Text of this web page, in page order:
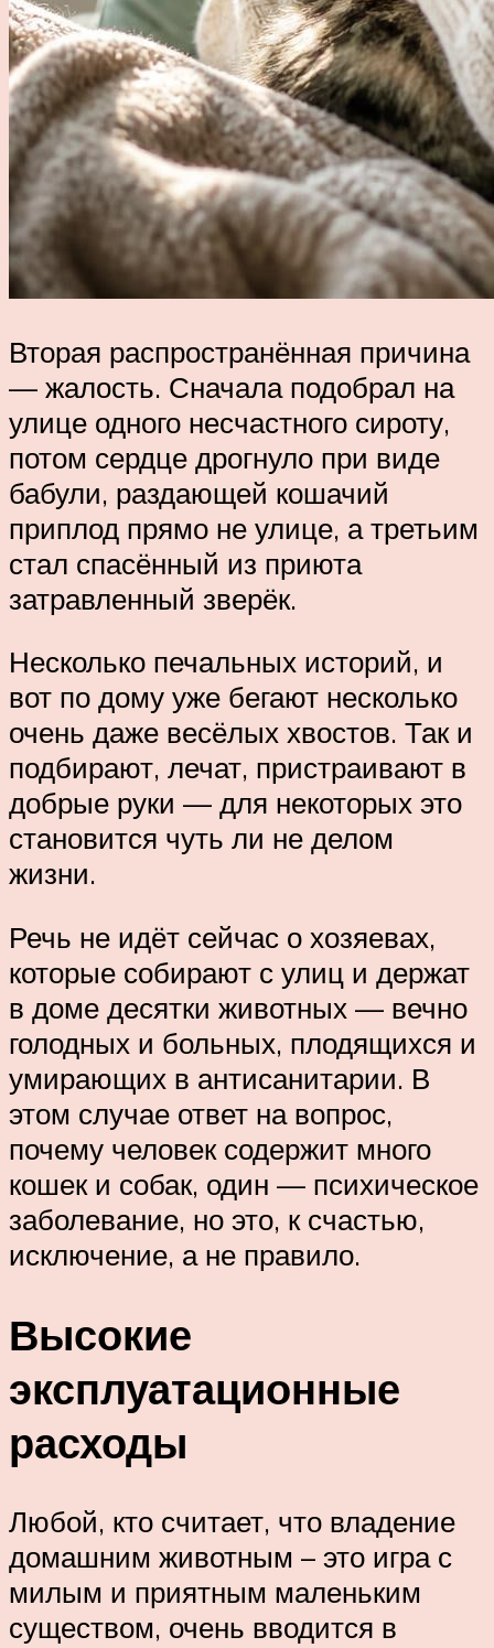
Вторая распространённая причина
— жалость. Сначала подобрал на
улице одного несчастного сироту,
потом сердце дрогнуло при виде
бабули, раздающей кошачий
приплод прямо не улице, а третьим
стал спасённый из приюта
затравленный зверёк.
Несколько печальных историй, и
вот по дому уже бегают несколько
очень даже весёлых хвостов. Так и
подбирают, лечат, пристраивают в
добрые руки — для некоторых это
становится чуть ли не делом
жизни.
Речь не идёт сейчас о хозяевах,
которые собирают с улиц и держат
в доме десятки животных — вечно
голодных и больных, плодящихся и
умирающих в антисанитарии. В
этом случае ответ на вопрос,
почему человек содержит много
кошек и собак, один — психическое
заболевание, но это, к счастью,
исключение, а не правило.
Высокие
эксплуатационные
расходы
Любой, кто считает, что владение
домашним животным – это игра с
милым и приятным маленьким
существом, очень вводится в